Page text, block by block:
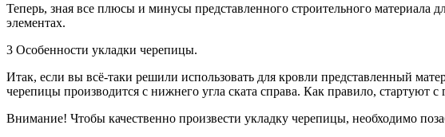
Теперь, зная все плюсы и минусы представленного строительного
элементах.
3 Особенности укладки черепицы.
Итак, если вы всё-таки решили использовать для кровли представленный
черепицы производится с нижнего угла ската справа. Как правило, стартуют
Внимание! Чтобы качественно произвести укладку черепицы, необходимо